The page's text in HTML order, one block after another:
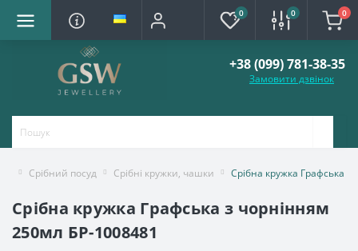
0 0 0
+38 (099) 781-38-35
Замовити дзвінок
Срібний посуд Срібні кружки, чашки Срібна кружка Графська
Срібна кружка Графська з чорнінням
250мл БР-1008481